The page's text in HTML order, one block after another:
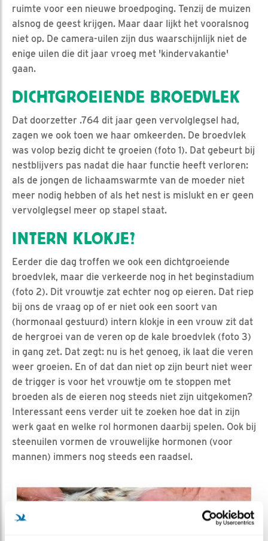
ruimte voor een nieuwe broedpoging. Tenzij de muizen
alsnog de geest krijgen. Maar daar lijkt het vooralsnog
niet op. De camera-uilen zijn dus waarschijnlijk niet de
enige uilen die dit jaar vroeg met 'kindervakantie'
gaan.
DICHTGROEIENDE BROEDVLEK
Dat doorzetter .764 dit jaar geen vervolglegsel had,
zagen we ook toen we haar omkeerden. De broedvlek
was volop bezig dicht te groeien (foto 1). Dat gebeurt bij
nestblijvers pas nadat die haar functie heeft verloren:
als de jongen de lichaamswarmte van de moeder niet
meer nodig hebben of als het nest is mislukt en er geen
vervolglegsel meer op stapel staat.
INTERN KLOKJE?
Eerder die dag troffen we ook een dichtgroeiende
broedvlek, maar die verkeerde nog in het beginstadium
(foto 2). Dit vrouwtje zat echter nog op eieren. Dat riep
bij ons de vraag op of er niet ook een soort van
(hormonaal gestuurd) intern klokje in een vrouw zit dat
de hergroei van de veren op de kale broedvlek (foto 3)
in gang zet. Dat zegt: nu is het genoeg, ik laat die veren
weer groeien. En of dat dan niet op zijn beurt niet weer
de trigger is voor het vrouwtje om te stoppen met
broeden als de eieren nog steeds niet zijn uitgekomen?
Interessant eens verder uit te zoeken hoe dat in zijn
werk gaat en welke rol hormonen daarbij spelen. Ook bij
steenuilen vormen de vrouwelijke hormonen (voor
mannen) immers nog steeds een raadsel.